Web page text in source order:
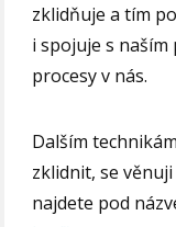
zklidňuje a tím
i spojuje s naším
procesy v nás.
Dalším
zklidnit, se
najdete pod